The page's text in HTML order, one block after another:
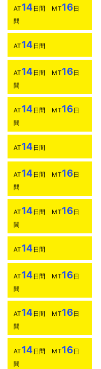
AT 14日間 MT16日
間
AT 14日間
AT 14日間 MT16日
間
AT 14日間 MT16日
間
AT 14日間
AT 14日間 MT16日
間
AT 14日間 MT16日
間
AT 14日間
AT 14日間 MT16日
間
AT 14日間 MT16日
間
AT 14日間 MT16日
間